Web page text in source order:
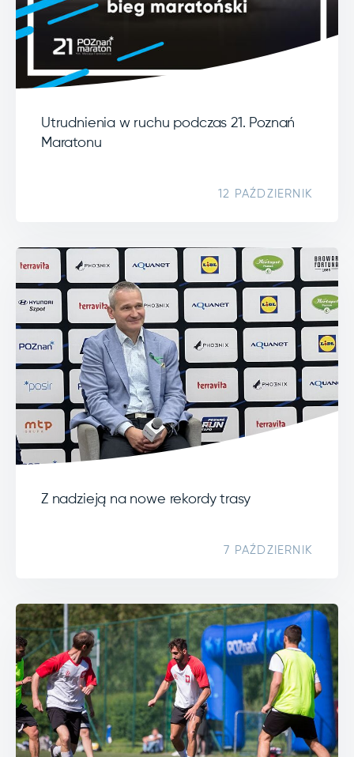
Utrudnienia w ruchu podczas 21. Poznań
Maratonu
12 PAŹDZIERNIK
Z nadzieją na nowe rekordy trasy
7 PAŹDZIERNIK